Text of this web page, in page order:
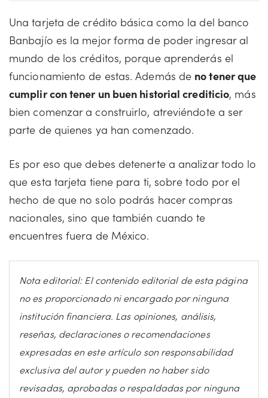
Una tarjeta de crédito básica como la del banco
Banbajío es la mejor forma de poder ingresar al
mundo de los créditos, porque aprenderás el
funcionamiento de estas. Además de no tener que
cumplir con tener un buen historial crediticio, más
bien comenzar a construirlo, atreviéndote a ser
parte de quienes ya han comenzado.
Es por eso que debes detenerte a analizar todo lo
que esta tarjeta tiene para ti, sobre todo por el
hecho de que no solo podrás hacer compras
nacionales, sino que también cuando te
encuentres fuera de México.
Nota editorial: El contenido editorial de esta página
no es proporcionado ni encargado por ninguna
institución financiera. Las opiniones, análisis,
reseñas, declaraciones o recomendaciones
expresadas en este artículo son responsabilidad
exclusiva del autor y pueden no haber sido
revisadas, aprobadas o respaldadas por ninguna